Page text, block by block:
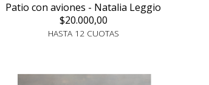
Patio con aviones - Natalia Leggio
$20.000,00
HASTA 12 CUOTAS